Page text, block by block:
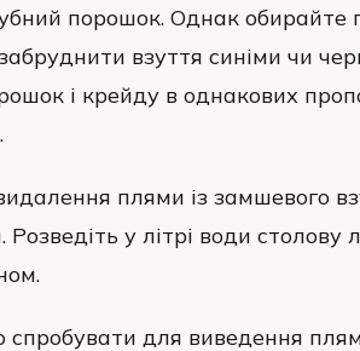
порошок. Однак обирайте
взуття синіми чи
і крейду в однакових
плями із замшевого
у літрі води столову
спробувати для виведення